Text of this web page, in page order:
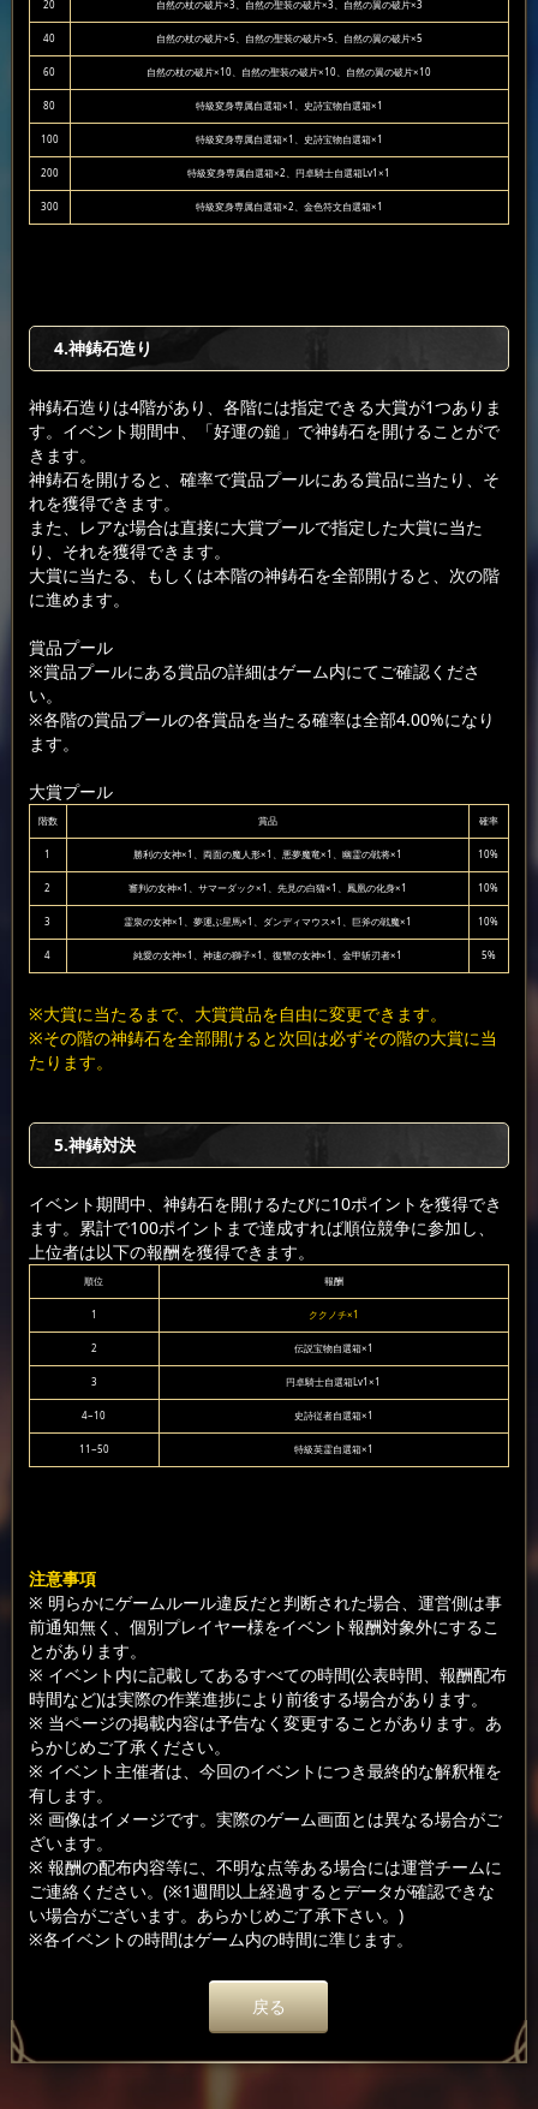
20 自然の杖の破片×3、自然の聖装の破片×3、自然の翼の破片×3
40 自然の杖の破片×5、自然の聖装の破片×5、自然の翼の破片×5
60 自然の杖の破片×10、自然の聖装の破片×10、自然の翼の破片×10
80 特級変身専属自選箱×1、史詩宝物自選箱×1
100 特級変身専属自選箱×1、史詩宝物自選箱×1
200 特級変身専属自選箱×2、円卓騎士自選箱Lv1×1
300 特級変身専属自選箱×2、金色符文自選箱×1
4.神鋳石造り
神鋳石造りは4階があり、各階には指定できる大賞が1つありま
す。イベント期間中、「好運の鎚」で神鋳石を開けることがで
きます。
神鋳石を開けると、確率で賞品プールにある賞品に当たり、そ
れを獲得できます。
また、レアな場合は直接に大賞プールで指定した大賞に当た
り、それを獲得できます。
大賞に当たる、もしくは本階の神鋳石を全部開けると、次の階
に進めます。
賞品プール
※賞品プールにある賞品の詳細はゲーム内にてご確認くださ
い。
※各階の賞品プールの各賞品を当たる確率は全部4.00%になり
ます。
大賞プール
階数 賞品 確率
1 勝利の女神×1、両面の魔人形×1、悪夢魔竜×1、幽霊の戦将×1 10%
2 審判の女神×1、サマーダック×1、先見の白猫×1、鳳凰の化身×1 10%
3 霊泉の女神×1、夢運ぶ星馬×1、ダンディマウス×1、巨斧の戦魔×1 10%
4 純愛の女神×1、神速の獅子×1、復讐の女神×1、金甲斩刃者×1 5%
※大賞に当たるまで、大賞賞品を自由に変更できます。
※その階の神鋳石を全部開けると次回は必ずその階の大賞に当
たります。
5.神鋳対決
イベント期間中、神鋳石を開けるたびに10ポイントを獲得でき
ます。累計で100ポイントまで達成すれば順位競争に参加し、
上位者は以下の報酬を獲得できます。
順位 報酬
1 ククノチ×1
2 伝説宝物自選箱×1
3 円卓騎士自選箱Lv1×1
4~10 史詩従者自選箱×1
11~50 特級英霊自選箱×1
注意事項
※ 明らかにゲームルール違反だと判断された場合、運営側は事
前通知無く、個別プレイヤー様をイベント報酬対象外にするこ
とがあります。
※ イベント内に記載してあるすべての時間(公表時間、報酬配布
時間など)は実際の作業進捗により前後する場合があります。
※ 当ページの掲載内容は予告なく変更することがあります。あ
らかじめご了承ください。
※ イベント主催者は、今回のイベントにつき最終的な解釈権を
有します。
※ 画像はイメージです。実際のゲーム画面とは異なる場合がご
ざいます。
※ 報酬の配布内容等に、不明な点等ある場合には運営チームに
ご連絡ください。(※1週間以上経過するとデータが確認できな
い場合がございます。あらかじめご了承下さい。)
※各イベントの時間はゲーム内の時間に準じます。
戻る